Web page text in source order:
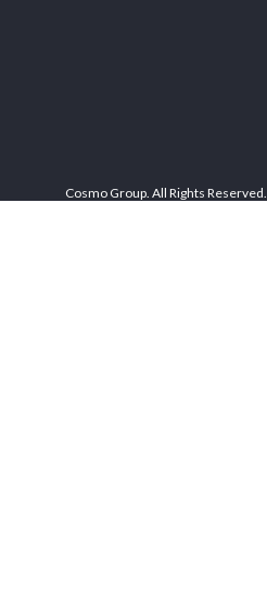
Cosmo Group. All Rights Reserved.